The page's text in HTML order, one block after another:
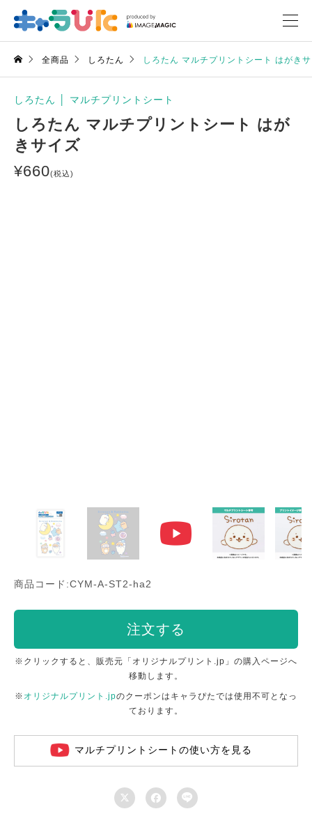
全商品 しろたん しろたん マルチプリントシート はがき
しろたん マルチプリントシート
しろたん マルチプリントシート はが
きサイズ
¥660(税込)
商品コード:CYM-A-ST2-ha2
注文する
※クリックすると、販売元「オリジナルプリント.jp」の購入ページへ
移動します。
※ オリジナルプリント.jpのクーポンはキャラぴたでは使用不可となっ
ております。
マルチプリントシートの使い方を見る
  